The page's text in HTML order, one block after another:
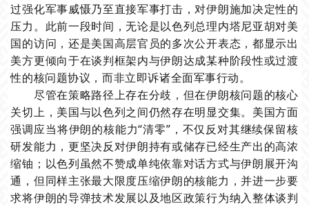
过强化军事威慑乃至直接军事打击，对伊朗施加决定性的
压力。此前一段时间，无论是以色列总理内塔尼亚胡对美
国的访问，还是美国高层官员的多次公开表态，都显示出
美方更倾向于在谈判框架内与伊朗达成某种阶段性或过渡
性的核问题协议，而非立即诉诸全面军事行动。
尽管在策略路径上存在分歧，但在伊朗核问题的核心
关切上，美国与以色列之间仍然存在明显交集。美国方面
强调应当将伊朗的核能力“清零”，不仅反对其继续保留核
研发能力，更坚决反对伊朗持有或储存已经生产出的高浓
缩铀；以色列虽然不赞成单纯依靠对话方式与伊朗展开沟
通，但同样主张最大限度压缩伊朗的核能力，并进一步要
求将伊朗的导弹技术发展以及地区政策行为纳入整体谈判